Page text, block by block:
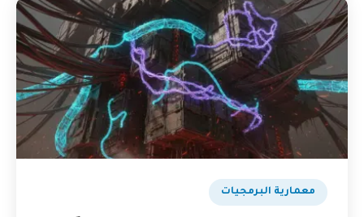
​معمارية البرمجيات